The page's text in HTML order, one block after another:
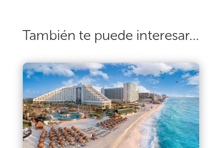
También te puede interesar…